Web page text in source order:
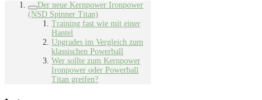
Der neue Kernpower Ironpower
(NSD Spinner Titan)
Training fast wie mit einer
Hantel
Upgrades im Vergleich zum
klassischen Powerball
Wer sollte zum Kernpower
Ironpower oder Powerball
Titan greifen?